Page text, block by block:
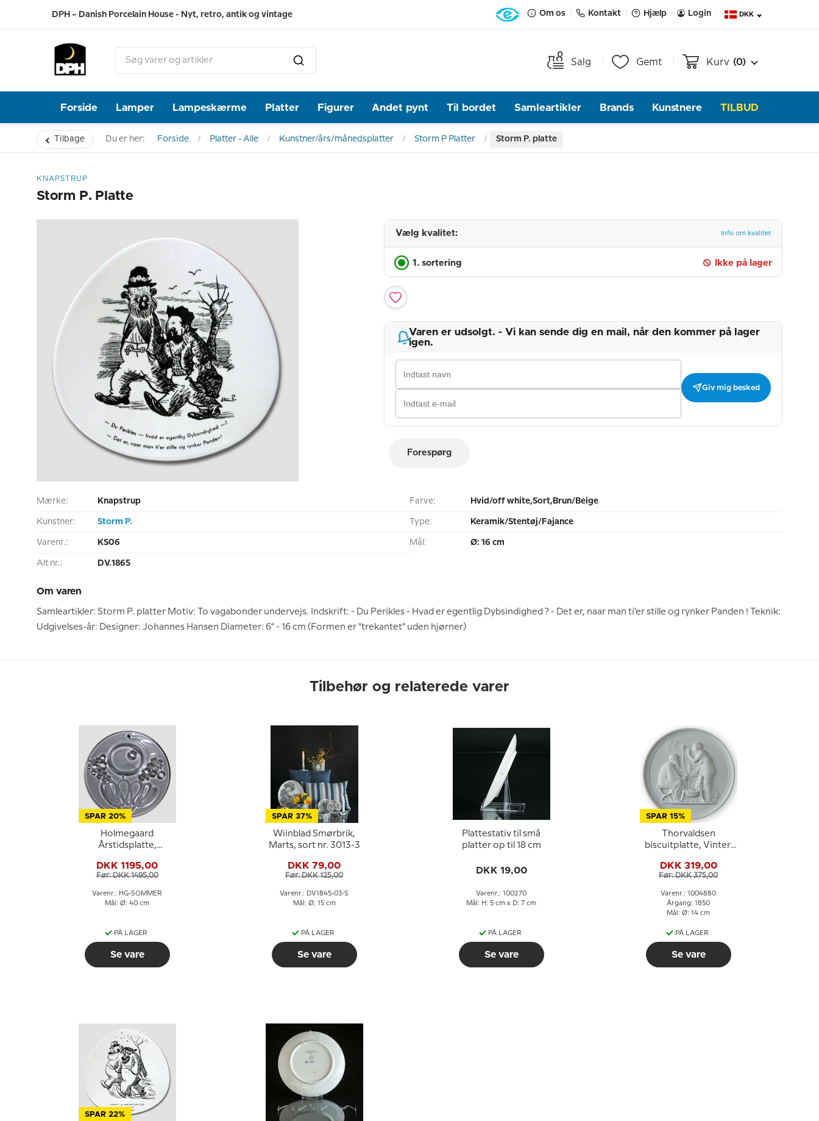
DPH – Danish Porcelain House - Nyt, retro, antik og vintage Om os Kontakt Hjælp Login DKK
Salg Gemt Kurv (0)
Forside Lamper Lampeskærme Platter Figurer Andet pynt Til bordet Samleartikler Brands Kunstnere TILBUD
Tilbage Du er her: Forside Platter - Alle Kunstner/års/månedsplatter Storm P Platter Storm P. platte
KNAPSTRUP
Storm P. Platte
Vælg kvalitet: Info om kvalitet
1. sortering Ikke på lager
Varen er udsolgt. - Vi kan sende dig en mail, når den kommer på lager
igen.
Giv mig besked
Forespørg
Mærke: Knapstrup
Kunstner: Storm P.
Varenr.: KS06
Alt nr.: DV.1865
Farve: Hvid/off white,Sort,Brun/Beige
Type: Keramik/Stentøj/Fajance
Mål: Ø: 16 cm
Om varen
Samleartikler: Storm P. platter Motiv: To vagabonder undervejs. Indskrift: - Du Perikles - Hvad er egentlig Dybsindighed ? - Det er, naar man ti'er stille og rynker Panden ! Teknik:
Udgivelses-år: Designer: Johannes Hansen Diameter: 6" - 16 cm (Formen er "trekantet" uden hjørner)
Tilbehør og relaterede varer
SPAR 20%
Holmegaard
Årstidsplatte,
DKK 1195,00
Før: DKK 1495,00
Varenr.: HG-SOMMER
Mål: Ø: 40 cm
PÅ LAGER
Se vare
SPAR 37%
Wiinblad Smørbrik,
Marts, sort nr. 3013-3
DKK 79,00
Før: DKK 125,00
Varenr.: DV1845-03-S
Mål: Ø: 15 cm
PÅ LAGER
Se vare
Plattestativ til små
platter op til 18 cm
DKK 19,00
Varenr.: 100270
Mål: H: 5 cm x D: 7 cm
PÅ LAGER
Se vare
SPAR 15%
Thorvaldsen
biscuitplatte, Vinter,
DKK 319,00
Før: DKK 375,00
Varenr.: 1004880
Årgang: 1850
Mål: Ø: 14 cm
PÅ LAGER
Se vare
SPAR 22%